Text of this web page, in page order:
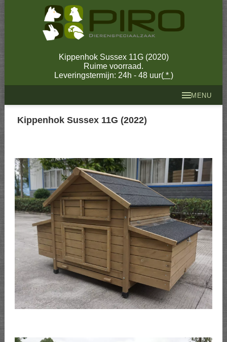
Kippenhok Sussex 11G (2020)
Ruime voorraad.
Leveringstermijn: 24h - 48 uur(* )
MENU
Kippenhok Sussex 11G (2022)